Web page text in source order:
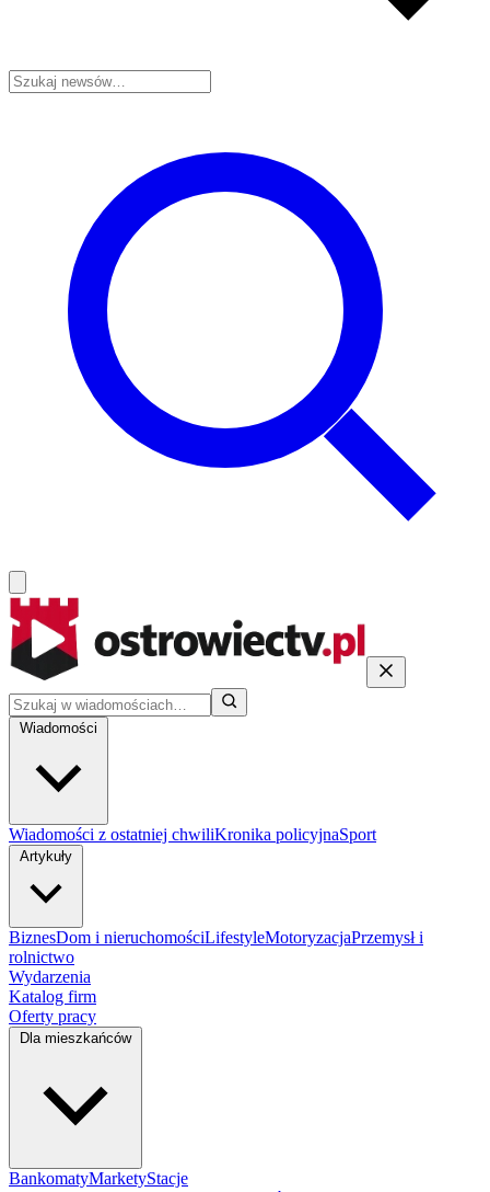
Wiadomości
Wiadomości z ostatniej chwiliKronika policyjnaSport
Artykuły
BiznesDom i nieruchomościLifestyleMotoryzacjaPrzemysł i
rolnictwo
Wydarzenia
Katalog firm
Oferty pracy
Dla mieszkańców
BankomatyMarketyStacje